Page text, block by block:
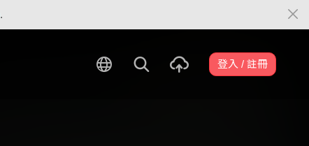
.
登入 / 註冊